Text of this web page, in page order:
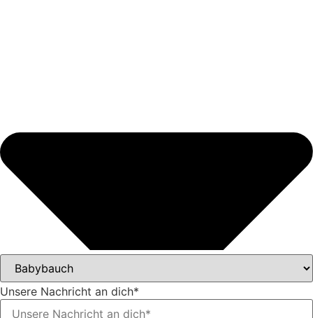
Unsere Nachricht an dich*